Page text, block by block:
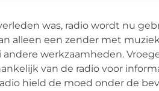
was, radio wordt nu
alleen een zender met
werkzaamheden.
van de radio voor
hield de moed onder de